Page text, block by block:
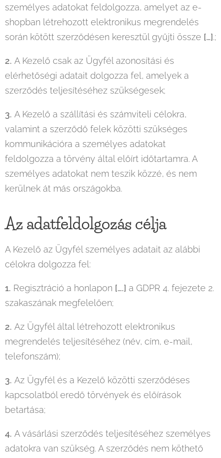
személyes adatokat feldolgozza, amelyet az e-
shopban létrehozott elektronikus megrendelés
során kötött szerződésen keresztül gyűjti össze […].;
2. A Kezelő csak az Ügyfél azonosítási és
elérhetőségi adatait dolgozza fel, amelyek a
szerződés teljesítéséhez szükségesek;
3. A Kezelő a szállítási és számviteli célokra,
valamint a szerződő felek közötti szükséges
kommunikációra a személyes adatokat
feldolgozza a törvény által előírt időtartamra. A
személyes adatokat nem teszik közzé, és nem
kerülnek át más országokba.
Az adatfeldolgozás célja
A Kezelő az Ügyfél személyes adatait az alábbi
célokra dolgozza fel:
1. Regisztráció a honlapon [….] a GDPR 4. fejezete 2.
szakaszának megfelelően;
2. Az Ügyfél által létrehozott elektronikus
megrendelés teljesítéséhez (név, cím, e-mail,
telefonszám);
3. Az Ügyfél és a Kezelő közötti szerződéses
kapcsolatból eredő törvények és előírások
betartása;
4. A vásárlási szerződés teljesítéséhez személyes
adatokra van szükség. A szerződés nem köthető